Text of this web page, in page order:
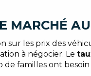
MARCHÉ
sur les prix des
à négocier. Le
familles ont